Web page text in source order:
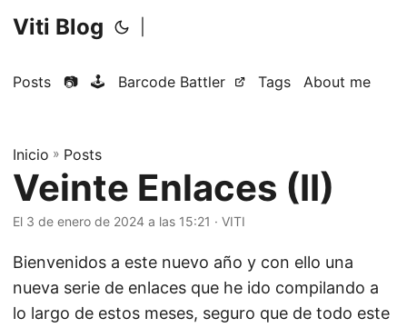
Viti Blog
Posts 📷 🕹️ Barcode Battler Tags About me
Inicio » Posts
Veinte Enlaces (II)
El 3 de enero de 2024 a las 15:21 · VITI
Bienvenidos a este nuevo año y con ello una
nueva serie de enlaces que he ido compilando a
lo largo de estos meses, seguro que de todo este